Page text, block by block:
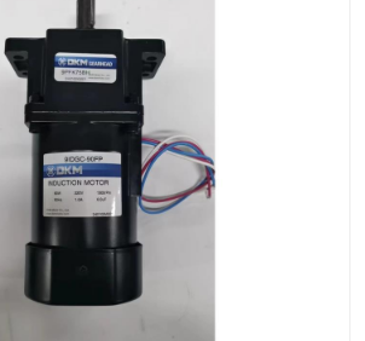
精晟邦四大系列
精晟邦微型齿轮减速电机
晟邦电机
东元电机